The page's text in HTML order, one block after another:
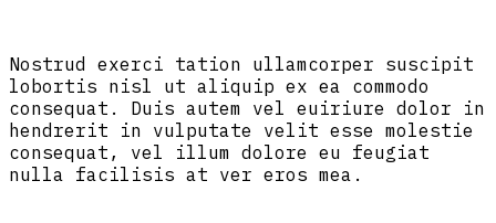
Nostrud exerci tation ullamcorper suscipit
lobortis nisl ut aliquip ex ea commodo
consequat. Duis autem vel euiriure dolor in
hendrerit in vulputate velit esse molestie
consequat, vel illum dolore eu feugiat
nulla facilisis at ver eros mea.